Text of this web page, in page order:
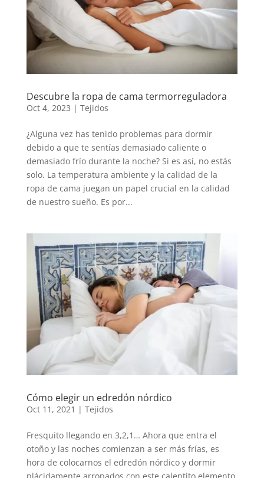
Descubre la ropa de cama termorreguladora
Oct 4, 2023 | Tejidos
¿Alguna vez has tenido problemas para dormir
debido a que te sentías demasiado caliente o
demasiado frío durante la noche? Si es así, no estás
solo. La temperatura ambiente y la calidad de la
ropa de cama juegan un papel crucial en la calidad
de nuestro sueño. Es por...
Cómo elegir un edredón nórdico
Oct 11, 2021 | Tejidos
Fresquito llegando en 3,2,1… Ahora que entra el
otoño y las noches comienzan a ser más frías, es
hora de colocarnos el edredón nórdico y dormir